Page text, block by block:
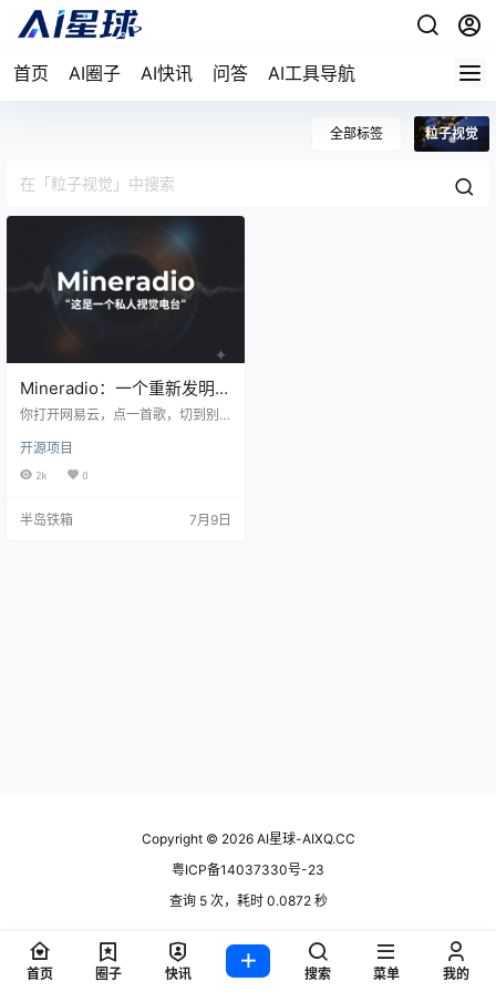
首页 AI圈子 AI快讯 问答 AI工具导航
全部标签 粒子视觉
Mineradio：一个重新发明”
听歌”这件事的 Windows 播
你打开网易云，点一首歌，切到别
里，偶尔弹一句歌词。你听了一下
午歌，但一次都没正眼看过它。这
面、进度条，三件套走天下。 Miner
开源项目
2k 0
半岛铁箱 7月9日
Copyright © 2026AI星球-AIXQ.CC
粤ICP备14037330号-23
查询 5 次，耗时 0.0872 秒
首页 圈子 快讯 搜索 菜单 我的